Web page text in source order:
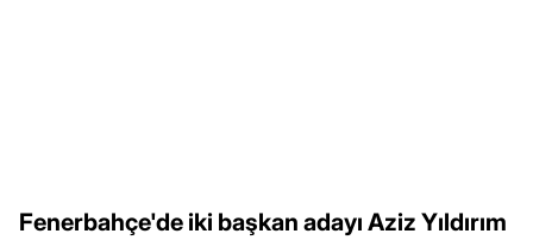
Fenerbahçe'de iki başkan adayı Aziz Yıldırım